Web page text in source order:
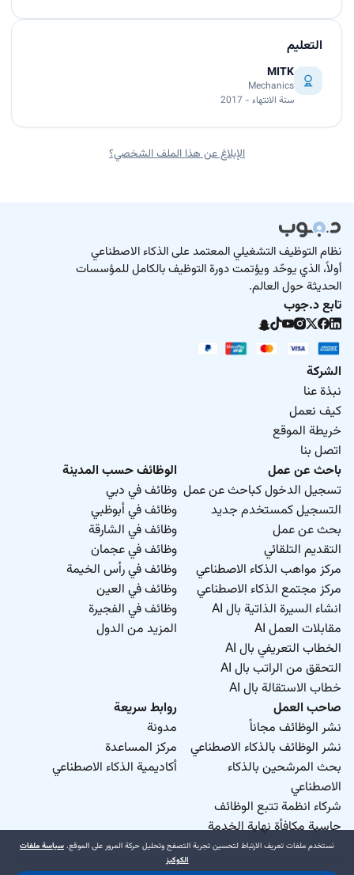
التعليم
MITK
Mechanics
سنة الانتهاء - 2017
الإبلاغ عن هذا الملف الشخصي؟
نظام التوظيف التشغيلي المعتمد على الذكاء الاصطناعي
أولاً، الذي يوحّد ويؤتمت دورة التوظيف بالكامل للمؤسسات
الحديثة حول العالم.
تابع د.جوب
الشركة
نبذة عنا
كيف نعمل
خريطة الموقع
اتصل بنا
باحث عن عمل
تسجيل الدخول كباحث عن عمل
التسجيل كمستخدم جديد
بحث عن عمل
التقديم التلقائي
مركز مواهب الذكاء الاصطناعي
مركز مجتمع الذكاء الاصطناعي
انشاء السيرة الذاتية بال AI
مقابلات العمل AI
الخطاب التعريفي بال AI
التحقق من الراتب بال AI
خطاب الاستقالة بال AI
الوظائف حسب المدينة
وظائف في دبي
وظائف في أبوظبي
وظائف في الشارقة
وظائف في عجمان
وظائف في رأس الخيمة
وظائف في العين
وظائف في الفجيرة
المزيد من الدول
صاحب العمل
نشر الوظائف مجاناً
نشر الوظائف بالذكاء الاصطناعي
بحث المرشحين بالذكاء
الاصطناعي
شركاء انظمة تتبع الوظائف
حاسبة مكافأة نهاية الخدمة
روابط سريعة
مدونة
مركز المساعدة
أكاديمية الذكاء الاصطناعي
نستخدم ملفات تعريف الارتباط لتحسين تجربة التصفح وتحليل حركة المرور على الموقع. سياسة ملفات
الكوكيز